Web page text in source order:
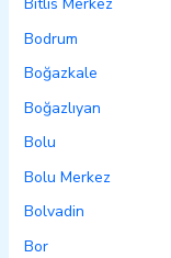
Bodrum
Boğazkale
Boğazlıyan
Bolu
Bolu Merkez
Bolvadin
Bor